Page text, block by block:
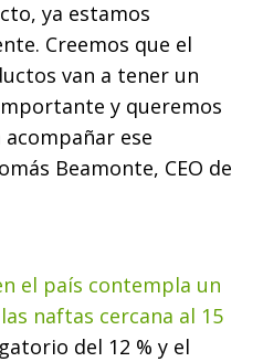
ya estamos
Creemos que el
van a tener un
y queremos
ese
Beamonte, CEO de
el país contempla un
naftas cercana al 15
del 12 % y el